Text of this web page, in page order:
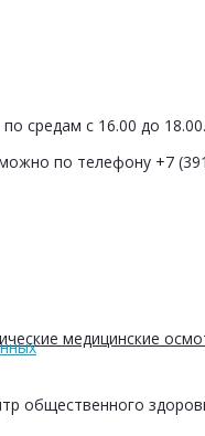
медицинские
средам с 16.00 до 18.00.
по телефону +7
общественного